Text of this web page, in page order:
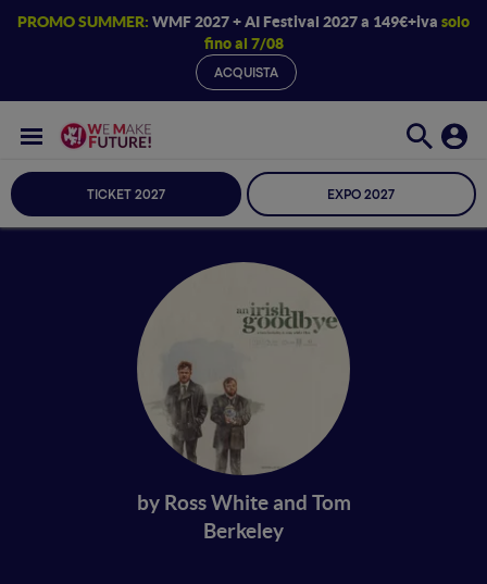
PROMO SUMMER: WMF 2027 + AI Festival 2027 a 149€+iva solo
fino al 7/08
ACQUISTA
TICKET 2027 EXPO 2027
by Ross White and Tom
Berkeley